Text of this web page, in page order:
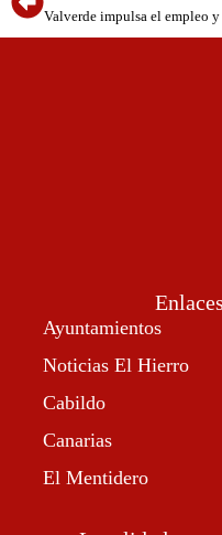
Ayuntamientos
Noticias El Hierro
Cabildo
Canarias
El Mentidero